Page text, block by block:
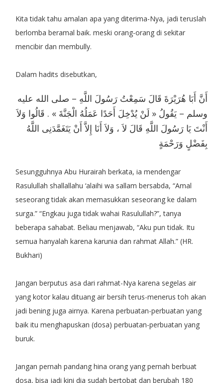
Kita tidak tahu amalan apa yang diterima-Nya, jadi teruslah
berlomba beramal baik. meski orang-orang di sekitar
mencibir dan membully.
Dalam hadits disebutkan,
أَنَّ أَبَا هُرَيْرَةَ قَالَ سَمِعْتُ رَسُولَ اللَّهِ – صلى الله عليه
وسلم – يَقُولُ « لَنْ يُدْخِلَ أَحَدًا عَمَلُهُ الْجَنَّةَ » . قَالُوا وَلاَ
أَنْتَ يَا رَسُولَ اللَّهِ قَالَ لاَ ، وَلاَ أَنَا إِلاَّ أَنْ يَتَغَمَّدَنِى اللَّهُ
بِفَضْلٍ وَرَحْمَةٍ
Sesungguhnya Abu Hurairah berkata, ia mendengar
Rasulullah shallallahu ‘alaihi wa sallam bersabda, “Amal
seseorang tidak akan memasukkan seseorang ke dalam
surga.” “Engkau juga tidak wahai Rasulullah?”, tanya
beberapa sahabat. Beliau menjawab, “Aku pun tidak. Itu
semua hanyalah karena karunia dan rahmat Allah.” (HR.
Bukhari)
Jangan berputus asa dari rahmat-Nya karena segelas air
yang kotor kalau dituang air bersih terus-menerus toh akan
jadi bening juga airnya. Karena perbuatan-perbuatan yang
baik itu menghapuskan (dosa) perbuatan-perbuatan yang
buruk.
Jangan pernah pandang hina orang yang pernah berbuat
dosa, bisa jadi kini dia sudah bertobat dan berubah 180